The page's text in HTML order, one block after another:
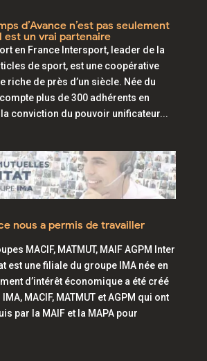
d’Avance n’est pas seulement
est un vrai partenaire
en France Intersport, leader de la
de sport, est une coopérative
riche de près d’un siècle. Née du
plus de 300 adhérents en
conviction du pouvoir unificateur...
nous a permis de travailler
MACIF, MATMUT, MAIF AGPM Inter
est une filiale du groupe IMA née en
d’intérêt économique a été créé
MACIF, MATMUT et AGPM qui ont
par la MAIF et la MAPA pour